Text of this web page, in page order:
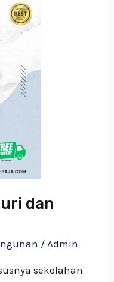
dan
/Admin
sekolahan